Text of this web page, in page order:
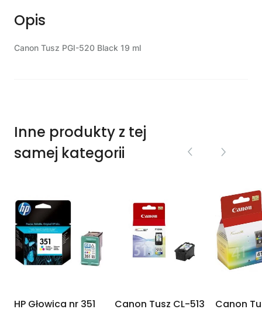
Opis
Canon Tusz PGI-520 Black 19 ml
Inne produkty z tej
samej kategorii
HP Głowica nr 351
Canon Tusz CL-513
Canon